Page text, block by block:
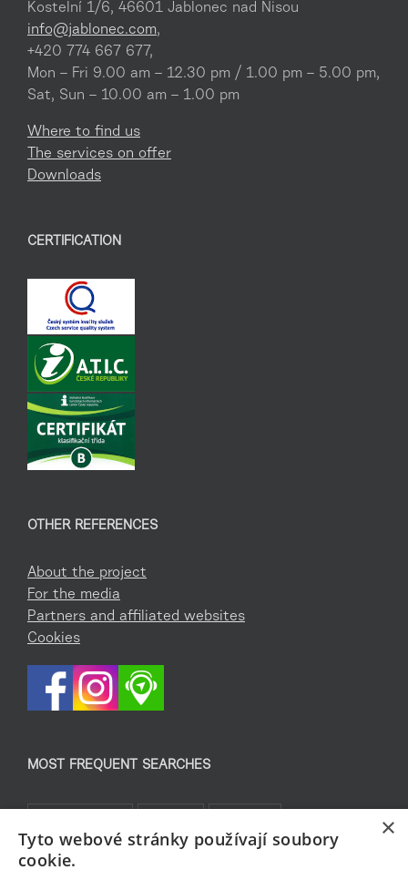
Kostelní 1/6, 46601 Jablonec nad Nisou
info@jablonec.com,
+420 774 667 677,
Mon – Fri 9.00 am – 12.30 pm / 1.00 pm – 5.00 pm,
Sat, Sun – 10.00 am – 1.00 pm
Where to find us
The services on offer
Downloads
CERTIFICATION
OTHER REFERENCES
About the project
For the media
Partners and affiliated websites
Cookies
MOST FREQUENT SEARCHES
Kam za sportem TOP 5 Jablonecké moře
×
Tyto webové stránky používají soubory
cookie.